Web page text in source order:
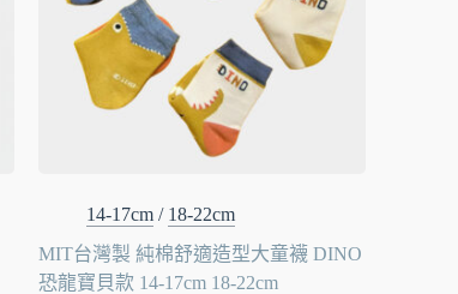
14-17cm / 18-22cm
MIT台灣製 純棉舒適造型大童襪 DINO
恐龍寶貝款 14-17cm 18-22cm